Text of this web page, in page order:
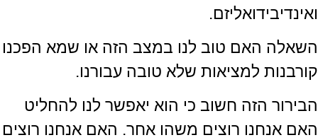
ואינדיבידואליזם.
השאלה האם טוב לנו במצב הזה או שמא הפכנו
קורבנות למציאות שלא טובה עבורנו.
הבירור הזה חשוב כי הוא יאפשר לנו להחליט
האם אנחנו רוצים משהו אחר. האם אנחנו רוצים